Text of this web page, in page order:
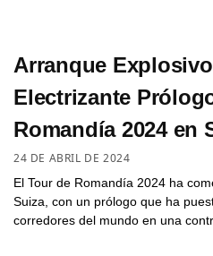
Arranque
Electrizante
Romandía 2024 en
24 DE ABRIL DE 2024
El Tour de Romandía 2024 ha
Suiza, con un prólogo que ha
corredores del mundo en una